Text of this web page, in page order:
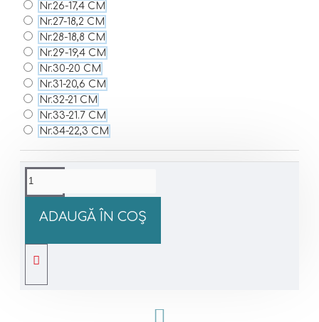
Nr.26-17,4 CM
Nr.27-18,2 CM
Nr.28-18,8 CM
Nr.29-19,4 CM
Nr.30-20 CM
Nr.31-20,6 CM
Nr.32-21 CM
Nr.33-21.7 CM
Nr.34-22,3 CM
ADAUGĂ ÎN COŞ